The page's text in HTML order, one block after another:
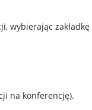
wybierając zakładkę
na konferencję).